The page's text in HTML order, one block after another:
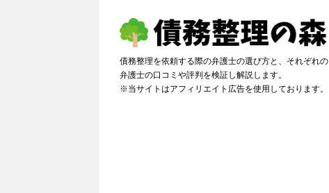
債務整理を依頼する際の弁護士の選び方と、それぞれの
弁護士の口コミや評判を検証し解説します。
※当サイトはアフィリエイト広告を使用しております。